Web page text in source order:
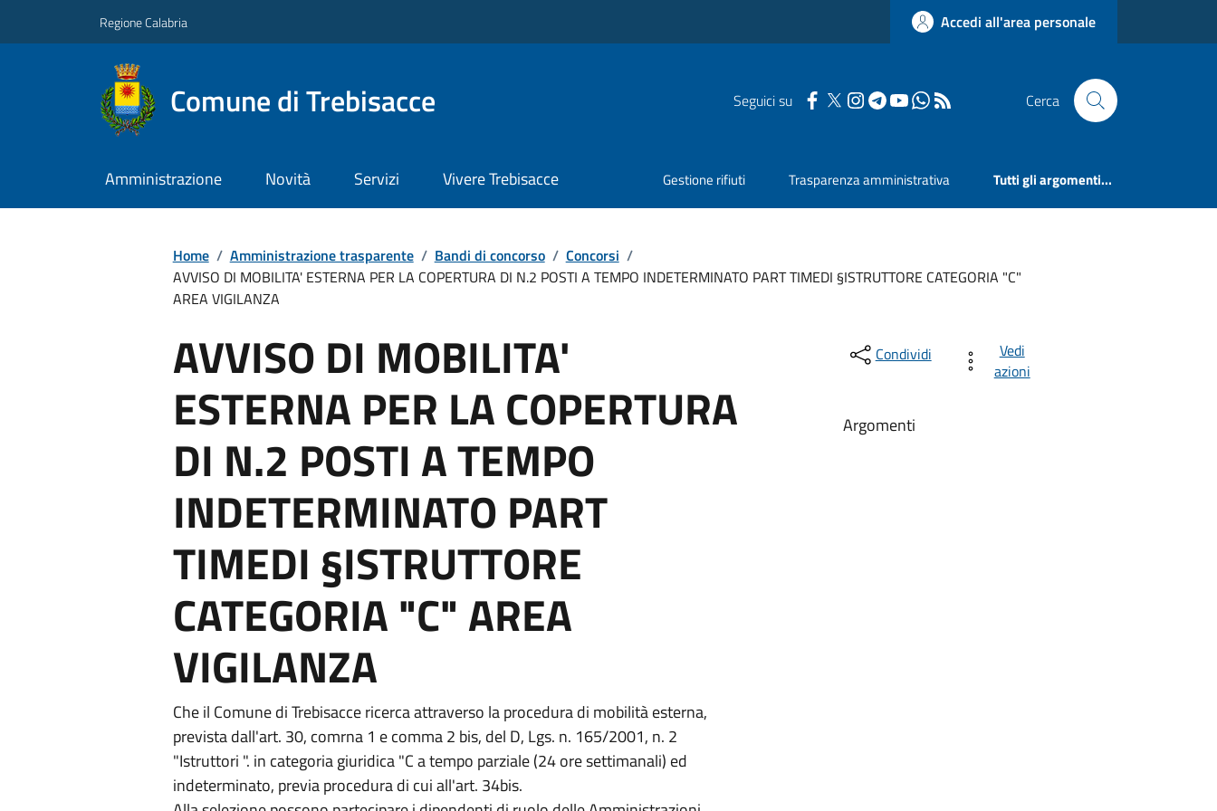
Regione Calabria Accedi all'area personale
Comune di Trebisacce Seguici su Cerca
Amministrazione Novità Servizi Vivere Trebisacce Gestione rifiuti Trasparenza amministrativa Tutti gli argomenti...
Home / Amministrazione trasparente / Bandi di concorso / Concorsi /
AVVISO DI MOBILITA' ESTERNA PER LA COPERTURA DI N.2 POSTI A TEMPO INDETERMINATO PART TIMEDI §ISTRUTTORE CATEGORIA "C"
AREA VIGILANZA
AVVISO DI MOBILITA'
ESTERNA PER LA COPERTURA
DI N.2 POSTI A TEMPO
INDETERMINATO PART
TIMEDI §ISTRUTTORE
CATEGORIA "C" AREA
VIGILANZA
Che il Comune di Trebisacce ricerca attraverso la procedura di mobilità esterna,
prevista dall'art. 30, comrna 1 e comma 2 bis, del D, Lgs. n. 165/2001, n. 2
"Istruttori ". in categoria giuridica "C a tempo parziale (24 ore settimanali) ed
indeterminato, previa procedura di cui all'art. 34bis.
Condividi
Vedi
azioni
Argomenti